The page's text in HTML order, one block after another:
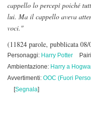
cappello lo percepì poiché
lui. Ma il cappello aveva
voci."
(11824 parole, pubblicata 08/
Personaggi: Harry Potter
Ambientazione: Harry a
Avvertimenti: OOC (Fuori
[Segnala]